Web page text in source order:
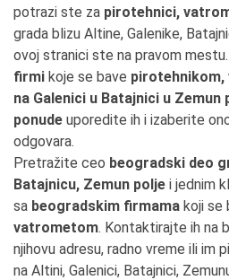
potrazi ste za pirotehnici,
grada blizu Altine, Galenike,
ovoj stranici ste na pravom
firmi koje se bave
na Galenici u Batajnici u Zemun
ponude uporedite ih i izaberite
odgovara.
Pretražite ceo beogradski deo
Batajnicu, Zemun polje i jednim
sa beogradskim firmama koji se
vatrometom. Kontaktirajte ih na
njihovu adresu, radno vreme ili im
na Altini, Galenici, Batajnici,